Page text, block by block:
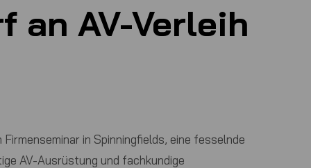
an AV-Verleih
in Spinningfields, eine fesselnde
AV-Ausrüstung und fachkundige